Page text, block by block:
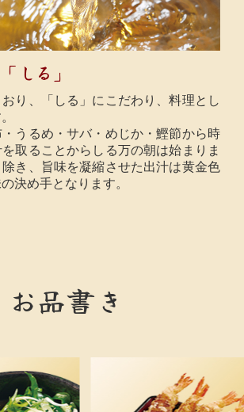
しる」
り、「しる」にこだわり、料理とし
うるめ・サバ・めじか・鰹節から時
取ることからしる万の朝は始まりま
き、旨味を凝縮させた出汁は黄金色
決め手となります。
お品書き